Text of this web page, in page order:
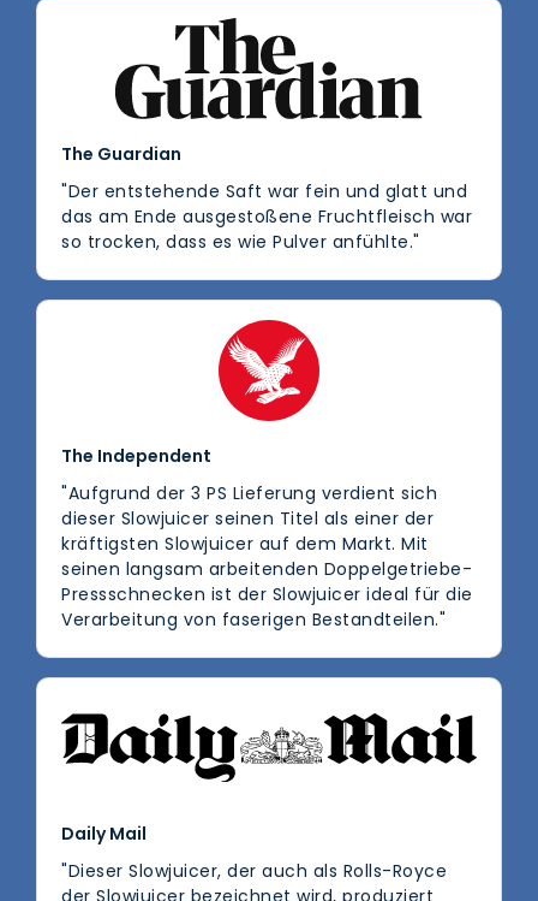
The Guardian
"Der entstehende Saft war fein und glatt und
das am Ende ausgestoßene Fruchtfleisch war
so trocken, dass es wie Pulver anfühlte."
The Independent
"Aufgrund der 3 PS Lieferung verdient sich
dieser Slowjuicer seinen Titel als einer der
kräftigsten Slowjuicer auf dem Markt. Mit
seinen langsam arbeitenden Doppelgetriebe-
Pressschnecken ist der Slowjuicer ideal für die
Verarbeitung von faserigen Bestandteilen."
Daily Mail
"Dieser Slowjuicer, der auch als Rolls-Royce
der Slowjuicer bezeichnet wird, produziert